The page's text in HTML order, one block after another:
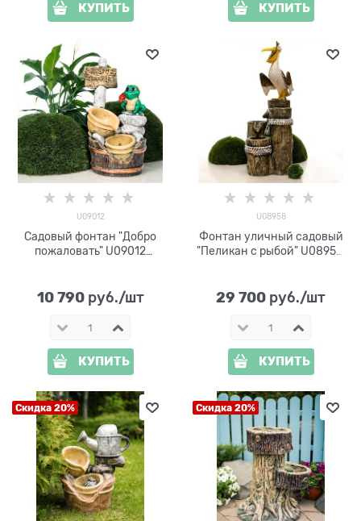
КУПИТЬ КУПИТЬ
U09012
Садовый фонтан "Добро
пожаловать" U09012
10 790 руб./шт
КУПИТЬ
U08958
Фонтан уличный садовый
"Пеликан с рыбой" U08958,
29 700 руб./шт
КУПИТЬ
Скидка 20% Скидка 20%